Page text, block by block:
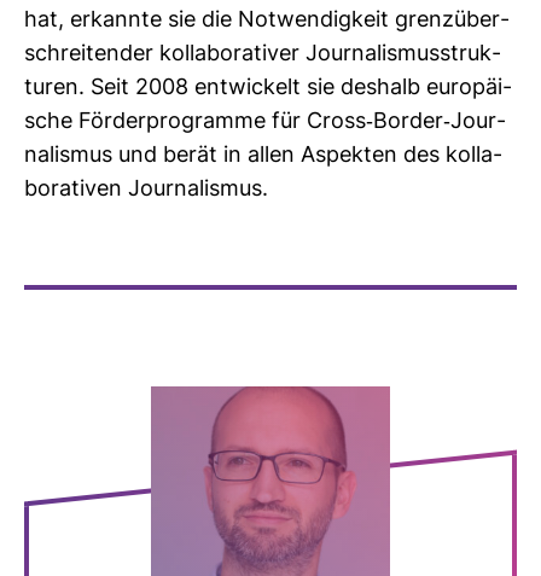
hat, erkannte sie die Not­wen­dig­keit grenz­über­
schrei­tender kol­la­bo­ra­tiver Jour­na­lis­mus­struk­
turen. Seit 2008 ent­wi­ckelt sie des­halb euro­päi­
sche För­der­pro­gramme für Cross-​Border-​Jour­
na­lismus und berät in allen Aspekten des kol­la­
bo­ra­tiven Jour­na­lismus.